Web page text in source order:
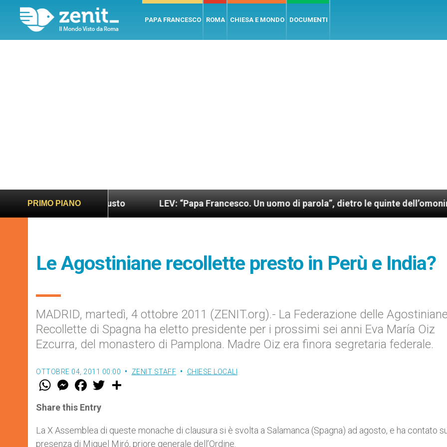
PAPA FRANCESCO ROMA CHIESA E MONDO DOCUMENTI
PRIMO PIANO
sano e giusto LEV: “Papa Francesco. Un uomo di parola”, dietro le quinte dell’omonimo film di
Le Agostiniane recollette presto in Perù e India?
MADRID, martedì, 4 ottobre 2011 (ZENIT.org).- La Federazione delle Agostiniane
Recollette di Spagna ha eletto presidente per i prossimi sei anni Eva María Oiz
Ezcurra, del monastero di Pamplona. Madre Oiz era finora segretaria federale.
OTTOBRE 04, 2011 00:00 ZENIT STAFF CHIESE LOCALI
W
t
s
p
p
M
e
s
e
g
e
r
F
a
e
b
o
k
w
Share this Entry
La X Assemblea di queste monache di clausura si è svolta a Salamanca (Spagna) ad agosto, e ha contato
presenza di Miguel Miró, priore generale dell’Ordine.